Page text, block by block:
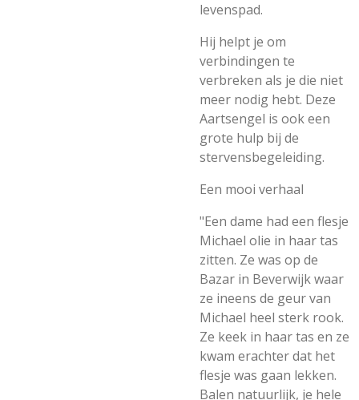
levenspad.
Hij helpt je om
verbindingen te
verbreken als je die niet
meer nodig hebt. Deze
Aartsengel is ook een
grote hulp bij de
stervensbegeleiding.
Een mooi verhaal
"Een dame had een flesje
Michael olie in haar tas
zitten. Ze was op de
Bazar in Beverwijk waar
ze ineens de geur van
Michael heel sterk rook.
Ze keek in haar tas en ze
kwam erachter dat het
flesje was gaan lekken.
Balen natuurlijk, je hele